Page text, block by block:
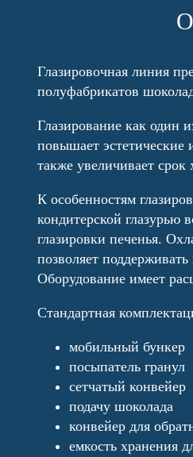
Глазировочная линия
полуфабрикатов
Глазирование как один
повышает эстетические
также увеличивает срок
К особенностям
кондитерской глазурью
глазировки печенья.
позволяет
Оборудование имеет
Стандартная
мобильный бункер
посыпатель гранул
сетчатый конвейер
подачу шоколада
конвейер для
емкость хранения